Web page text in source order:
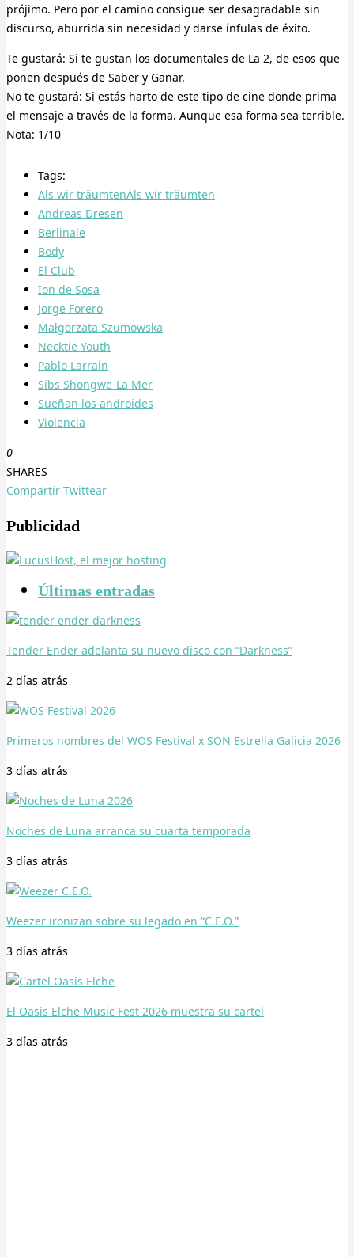
prójimo. Pero por el camino consigue ser desagradable sin
discurso, aburrida sin necesidad y darse ínfulas de éxito.
Te gustará: Si te gustan los documentales de La 2, de esos que
ponen después de Saber y Ganar.
No te gustará: Si estás harto de este tipo de cine donde prima
el mensaje a través de la forma. Aunque esa forma sea terrible.
Nota: 1/10
Tags:
Als wir träumtenAls wir träumten
Andreas Dresen
Berlinale
Body
El Club
Ion de Sosa
Jorge Forero
Małgorzata Szumowska
Necktie Youth
Pablo Larraín
Sibs Shongwe-La Mer
Sueñan los androides
Violencia
0
SHARES
Compartir Twittear
Publicidad
Últimas entradas
Tender Ender adelanta su nuevo disco con “Darkness”
2 días atrás
Primeros nombres del WOS Festival x SON Estrella Galicia 2026
3 días atrás
Noches de Luna arranca su cuarta temporada
3 días atrás
Weezer ironizan sobre su legado en “C.E.O.”
3 días atrás
El Oasis Elche Music Fest 2026 muestra su cartel
3 días atrás